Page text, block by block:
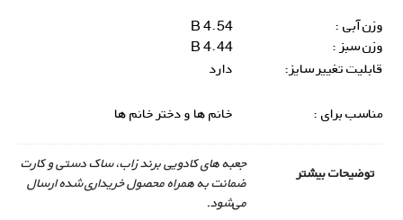
وزن آبی :
وزن سبز :
4.54 B
4.44 B
قابلیت تغییر سایز:
دارد
مناسب برای : خانم ها و دختر خانم ها
توضیحات بیشتر
جعبه های کادویی برند زاب، ساک دستی و کارت
ضمانت به همراه محصول خریداری شده ارسال
می‌شود.